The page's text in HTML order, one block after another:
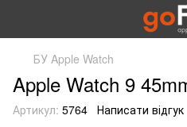
БУ Apple Watch
Apple Watch 9
Артикул: 5764 Написати відгук